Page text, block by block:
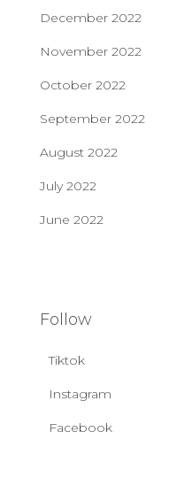
December 2022
November 2022
October 2022
September 2022
August 2022
July 2022
June 2022
Follow
Tiktok
Instagram
Facebook